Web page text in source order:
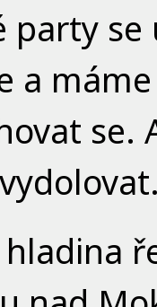
party
a
se.
hladina